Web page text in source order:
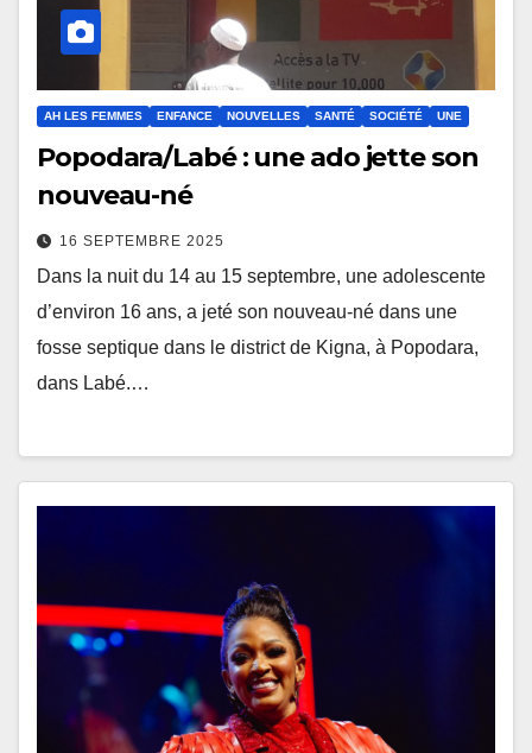
AH LES FEMMES ENFANCE NOUVELLES SANTÉ SOCIÉTÉ UNE
Popodara/Labé : une ado jette son
nouveau-né
16 SEPTEMBRE 2025
Dans la nuit du 14 au 15 septembre, une adolescente
d’environ 16 ans, a jeté son nouveau-né dans une
fosse septique dans le district de Kigna, à Popodara,
dans Labé.…